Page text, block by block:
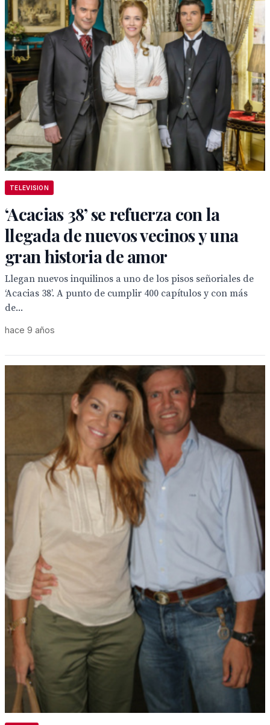
TELEVISION
‘Acacias 38’ se refuerza con la
llegada de nuevos vecinos y una
gran historia de amor
Llegan nuevos inquilinos a uno de los pisos señoriales de
‘Acacias 38’. A punto de cumplir 400 capítulos y con más
de...
hace 9 años